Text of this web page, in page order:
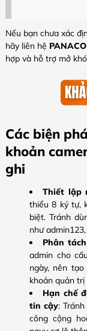
Nếu bạn chưa xác
hãy liên hệ PANACO
hợp và hỗ trợ mở
Các biện
khoản
ghi
Thiết lập
thiểu 8 ký tự,
biệt. Tránh
như
Phân
admin cho
ngày, nên
khoản quản
Hạn chế
tin cậy:
công cộng